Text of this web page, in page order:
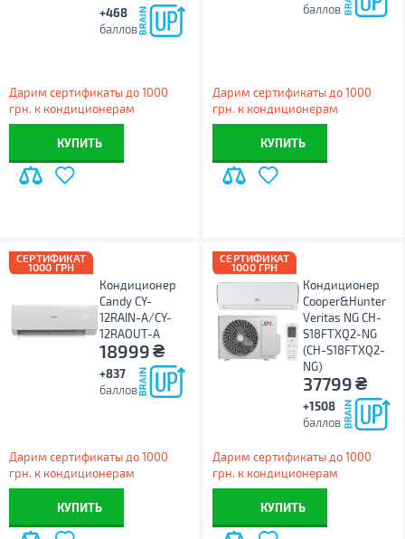
+468
баллов
Дарим сертификаты до 1000
грн. к кондиционерам
КУПИТЬ
баллов
Дарим сертификаты до 1000
грн. к кондиционерам
КУПИТЬ
СЕРТИФИКАТ
1000 ГРН
Кондиционер
Candy CY-
12RAIN-A/CY-
12RAOUT-A
18999₴
+837
баллов
Дарим сертификаты до 1000
грн. к кондиционерам
КУПИТЬ
СЕРТИФИКАТ
1000 ГРН
Кондиционер
Cooper&Hunter
Veritas NG CH-
S18FTXQ2-NG
(CH-S18FTXQ2-
NG)
37799₴
+1508
баллов
Дарим сертификаты до 1000
грн. к кондиционерам
КУПИТЬ